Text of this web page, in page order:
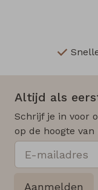
Altijd als
Schrijf je in voor
op de hoogte
Aanmelden